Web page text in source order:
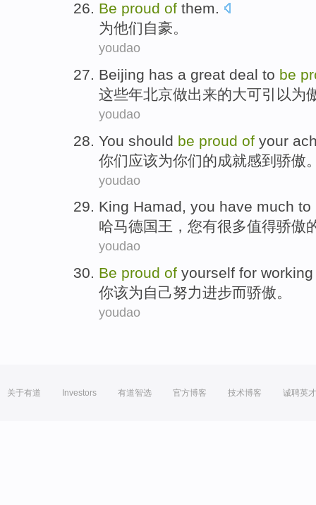
Be proud of them.
为他们 自豪。
youdao
Beijing has a great deal to be
这些年北京做出来的大可引以为
youdao
You should be proud of your
你们应该为你们的成就感到骄傲
youdao
King Hamad, you have much to
哈马德国王， 您有很多值得骄傲
youdao
Be proud of yourself for
你该为 自己努力进步而骄傲。
youdao
关于有道 Investors 有道智选 官方博客 技术博客 诚聘英才